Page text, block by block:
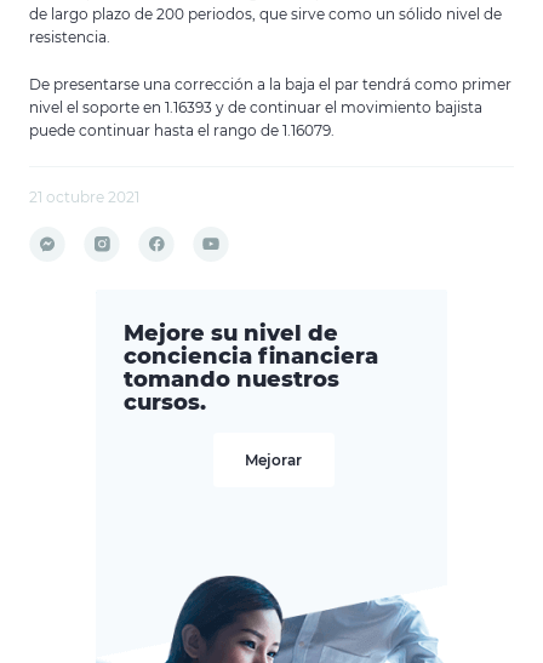
de largo plazo de 200 periodos, que sirve como un sólido nivel de
resistencia.
De presentarse una corrección a la baja el par tendrá como primer
nivel el soporte en 1.16393 y de continuar el movimiento bajista
puede continuar hasta el rango de 1.16079.
21 octubre 2021
Mejore su nivel de
conciencia financiera
tomando nuestros
cursos.
Mejorar